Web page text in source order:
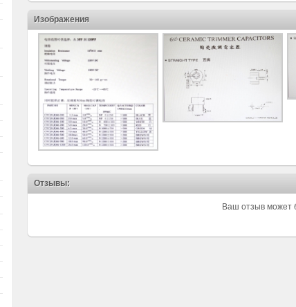
Изображения
Отзывы:
Ваш отзыв может